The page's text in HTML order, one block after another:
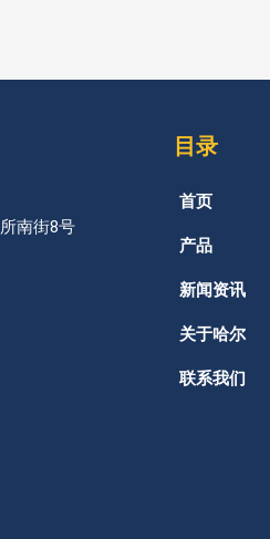
南街8号
目录
首页
产品
新闻资讯
关于哈尔
联系我们